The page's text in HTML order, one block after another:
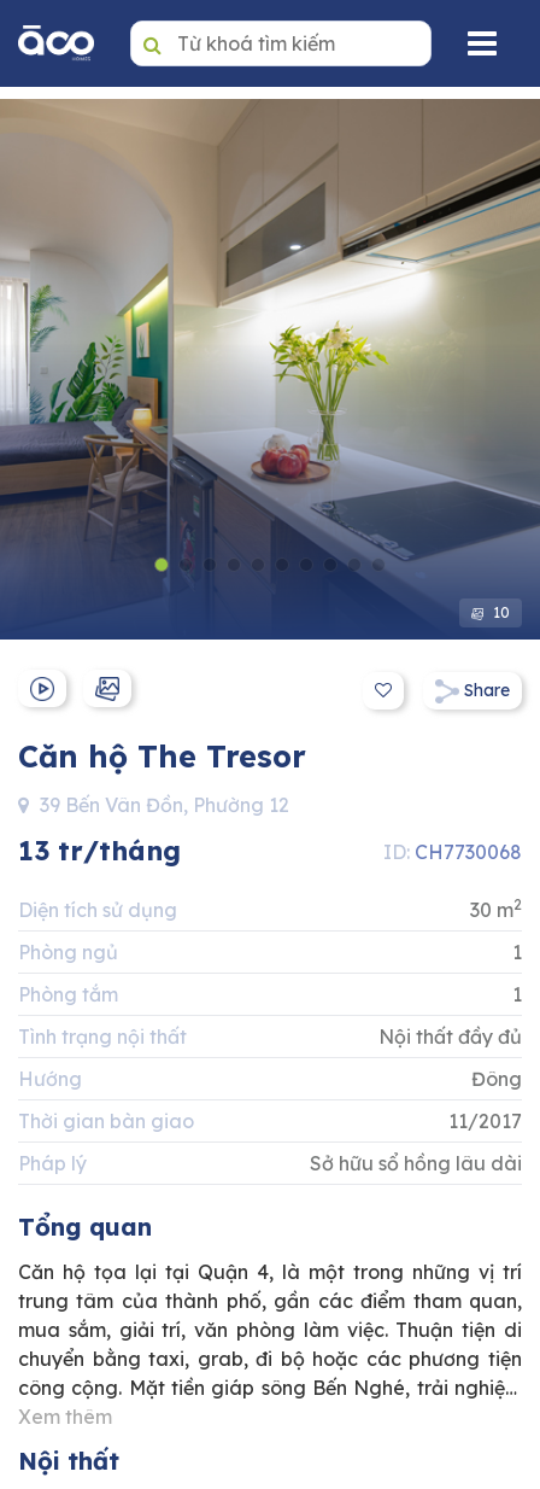
Dự án
Văn phòng
Tin tức
Giới thiệu
Dịch vụ quản lý BĐS
Liên hệ
0911 832 832
10
Share
Căn hộ The Tresor
39 Bến Vân Đồn, Phường 12
13 tr/tháng ID: CH7730068
Diện tích sử dụng 30 m2
Phòng ngủ
1
Phòng tắm
1
Tình trạng nội thất
Nội thất đầy đủ
Hướng
Đông
Thời gian bàn giao
11/2017
Pháp lý
Sở hữu sổ hồng lâu dài
Tổng quan
Căn hộ tọa lại tại Quận 4, là một trong những vị trí
trung tâm của thành phố, gần các điểm tham quan,
mua sắm, giải trí, văn phòng làm việc. Thuận tiện di
chuyển bằng taxi, grab, đi bộ hoặc các phương tiện
công cộng. Mặt tiền giáp sông Bến Nghé, trải nghiệm
không gian sống trong lành. Căn hộ sở hữu phong
cách thiết kế Tropical, không gian thích hợp làm văn
phòng làm việc và lưu trú.
Xem thêm
Nội thất